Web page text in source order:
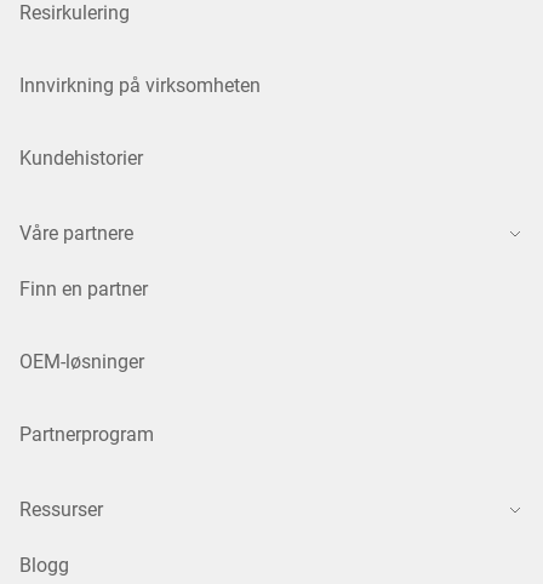
Resirkulering
Innvirkning på virksomheten
Kundehistorier
Våre partnere
Finn en partner
OEM-løsninger
Partnerprogram
Ressurser
Blogg